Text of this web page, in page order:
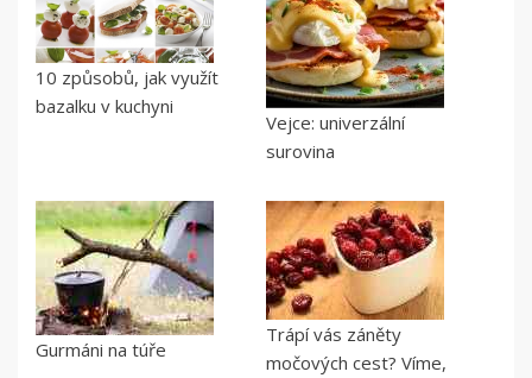
10 způsobů, jak využít
bazalku v kuchyni
Vejce: univerzální
surovina
Gurmáni na túře
Trápí vás záněty
močových cest? Víme,